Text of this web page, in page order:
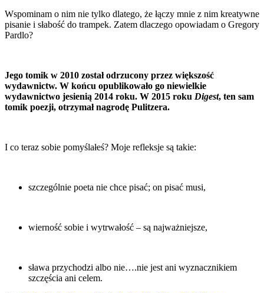
Wspominam o nim nie tylko dlatego, że łączy mnie z nim kreatywne
pisanie i słabość do trampek. Zatem dlaczego opowiadam o Gregory
Pardlo?
Jego tomik w 2010 został odrzucony przez większość
wydawnictw. W końcu opublikowało go niewielkie
wydawnictwo jesienią 2014 roku. W 2015 roku Digest, ten sam
tomik poezji, otrzymał nagrodę Pulitzera.
I co teraz sobie pomyślałeś? Moje refleksje są takie:
szczególnie poeta nie chce pisać; on pisać musi,
wierność sobie i wytrwałość – są najważniejsze,
sława przychodzi albo nie….nie jest ani wyznacznikiem
szczęścia ani celem.